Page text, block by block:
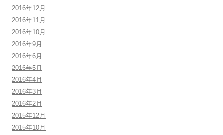
2016年12月
2016年11月
2016年10月
2016年9月
2016年6月
2016年5月
2016年4月
2016年3月
2016年2月
2015年12月
2015年10月